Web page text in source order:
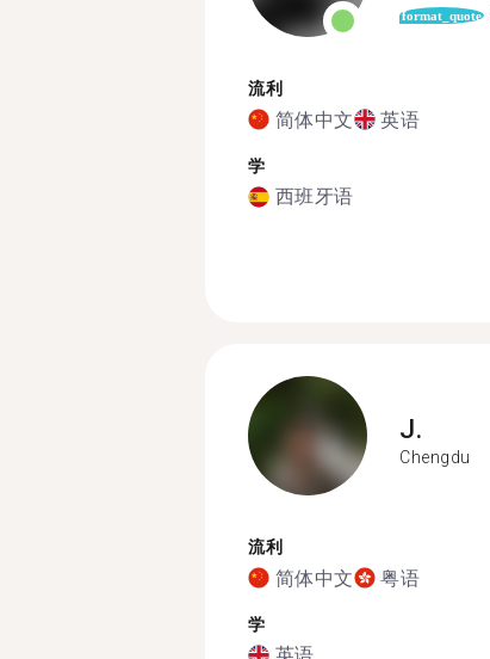
format_quote
流利
简体中文 英语
学
西班牙语
J.
Chengdu
流利
简体中文 粤语
学